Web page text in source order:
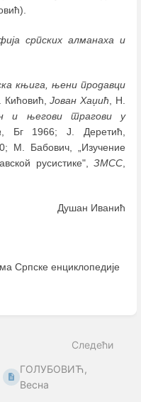
српских алманаха и
књига, њени продавци
Кићовић,Јован Хаџић , Н.
и његови трагови у
, Бг 1966; Ј. Деретић,
М. Бабович, „Изучение
русистике",ЗМСС
Душан Иванић
Српске енциклопедије
Следећи
ГОЛУБОВИЋ,
Весна